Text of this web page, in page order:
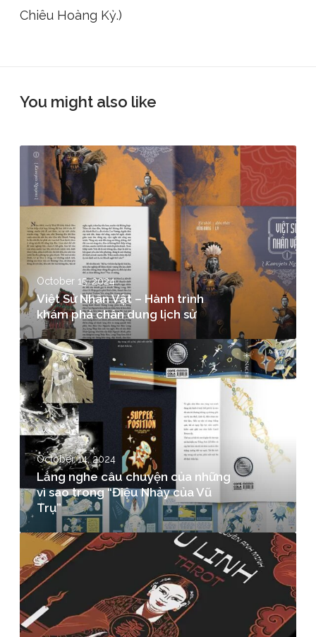
Chiêu Hoàng Kỷ.)
You might also like
October 15, 2024
Việt Sử Nhân Vật – Hành trình
khám phá chân dung lịch sử
October 14, 2024
Lắng nghe câu chuyện của những
vì sao trong “Điệu Nhảy của Vũ
Trụ”